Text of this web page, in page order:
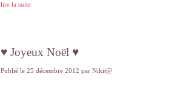
lire la suite
♥ Joyeux Noël ♥
Publié le 25 décembre 2012 par Nikit@